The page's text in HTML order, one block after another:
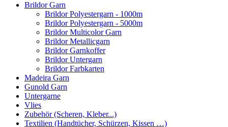
Brildor Garn
Brildor Polyestergarn - 1000m
Brildor Polyestergarn - 5000m
Brildor Multicolor Garn
Brildor Metallicgarn
Brildor Garnkoffer
Brildor Untergarn
Brildor Farbkarten
Madeira Garn
Gunold Garn
Untergarne
Vlies
Zubehör (Scheren, Kleber...)
Textilien (Handtücher, Schürzen, Kissen …)